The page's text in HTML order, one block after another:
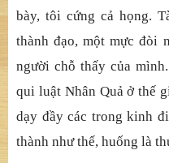
bày, tôi cứng cả họng.
thành đạo, một mực đòi
người chỗ thấy của
qui luật Nhân Quả ở thế
dạy đầy các trong kinh
thành như thế, huống là